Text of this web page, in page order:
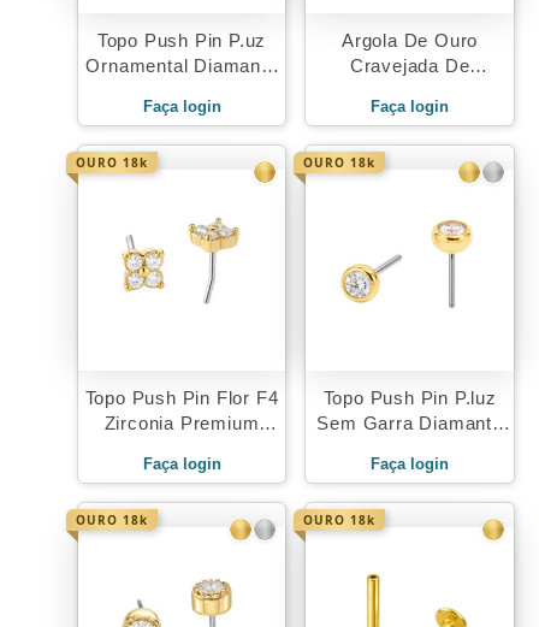
Topo Push Pin P.uz
Ornamental Diamante
Faça login
Argola De Ouro
Cravejada De
Faça login
OURO 18k
Topo Push Pin Flor F4
Zirconia Premium
Faça login
OURO 18k
Topo Push Pin P.luz
Sem Garra Diamante
Faça login
OURO 18k OURO 18k